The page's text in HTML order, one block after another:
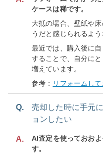
ケースは稀です。
大抵の場合、壁紙や
うだと感じられるよ
最近では、購入後に
することで、自分に
増えています。
参考： リフォームし
Q.
売却した時に手元
ョンしたい
A.
AI査定を使っておお
す。